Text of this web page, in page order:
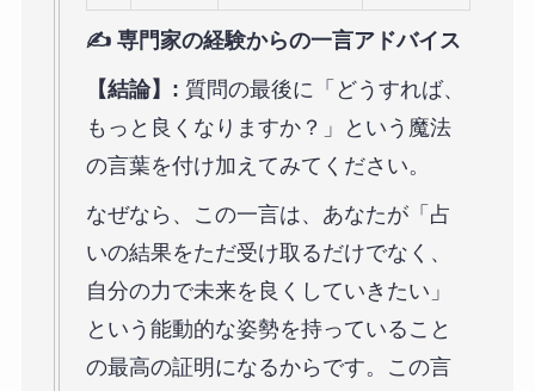
✍️ 専門家の経験からの一言アドバイス
【結論】: 質問の最後に「どうすれば、
もっと良くなりますか？」という魔法
の言葉を付け加えてみてください。
なぜなら、この一言は、あなたが「占
いの結果をただ受け取るだけでなく、
自分の力で未来を良くしていきたい」
という能動的な姿勢を持っていること
の最高の証明になるからです。この言